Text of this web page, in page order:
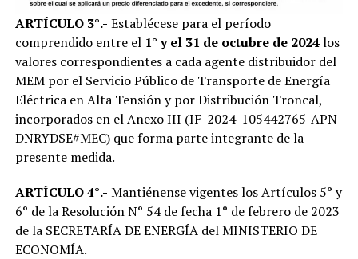
ARTÍCULO 3°.- Establécese para el período
comprendido entre el 1° y el 31 de octubre de 2024los
valores correspondientes a cada agente distribuidor del
MEM por el Servicio Público de Transporte de Energía
Eléctrica en Alta Tensión y por Distribución Troncal,
incorporados en el Anexo III (IF-2024-105442765-APN-
DNRYDSE#MEC) que forma parte integrante de la
presente medida.
ARTÍCULO 4°.- Mantiénense vigentes los Artículos 5° y
6° de la Resolución N° 54 de fecha 1° de febrero de 2023
de la SECRETARÍA DE ENERGÍA del MINISTERIO DE
ECONOMÍA.